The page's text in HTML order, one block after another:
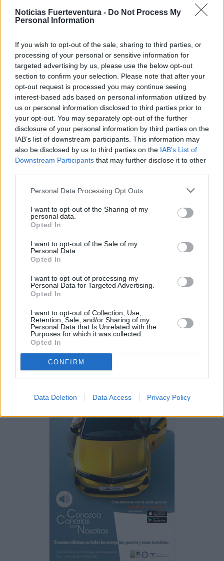
Noticias Fuerteventura - Do Not Process My
Personal Information
If you wish to opt-out of the sale, sharing to third parties, or
processing of your personal or sensitive information for
targeted advertising by us, please use the below opt-out
section to confirm your selection. Please note that after your
opt-out request is processed you may continue seeing
interest-based ads based on personal information utilized by
us or personal information disclosed to third parties prior to
your opt-out. You may separately opt-out of the further
disclosure of your personal information by third parties on the
IAB’s list of downstream participants. This information may
also be disclosed by us to third parties on the IAB’s List of
Downstream Participants that may further disclose it to other
Personal Data Processing Opt Outs
I want to opt-out of the Sharing of my
personal data.
Opted In
I want to opt-out of the Sale of my
Personal Data.
Opted In
I want to opt-out of processing my
Personal Data for Targeted Advertising.
Opted In
I want to opt-out of Collection, Use,
Retention, Sale, and/or Sharing of my
Personal Data that Is Unrelated with the
Purposes for which it was collected.
Opted In
CONFIRM
Data Deletion Data Access Privacy Policy
LO MÁS LEÍDO
Fallece un bebé de 20 meses por un
golpe de calor en Fuerteventura
¿EN QUÉ MOMENTO DEJAMOS DE SER
HUMANOS?. Por Maite de Vera Cabrera
Vuelca una hormigonera en Lajares